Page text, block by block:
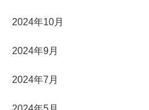
2024年10月
2024年9月
2024年7月